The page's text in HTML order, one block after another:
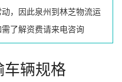
，因此泉州到林芝物流运
了解资费请来电咨询
车辆规格